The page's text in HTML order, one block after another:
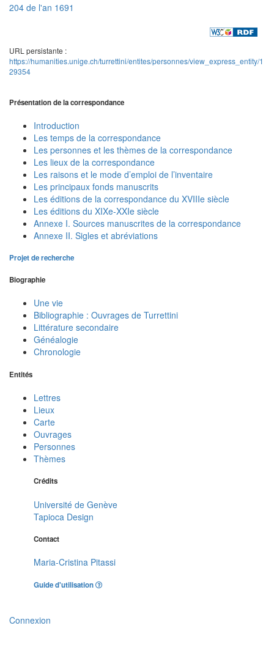
204 de l'an 1691
URL persistante :
https://humanities.unige.ch/turrettini/entites/personnes/view_express_entity/1
29354
Présentation de la correspondance
Introduction
Les temps de la correspondance
Les personnes et les thèmes de la correspondance
Les lieux de la correspondance
Les raisons et le mode d’emploi de l’inventaire
Les principaux fonds manuscrits
Les éditions de la correspondance du XVIIIe siècle
Les éditions du XIXe-XXIe siècle
Annexe I. Sources manuscrites de la correspondance
Annexe II. Sigles et abréviations
Projet de recherche
Biographie
Une vie
Bibliographie : Ouvrages de Turrettini
Littérature secondaire
Généalogie
Chronologie
Entités
Lettres
Lieux
Carte
Ouvrages
Personnes
Thèmes
Crédits
Université de Genève
Tapioca Design
Contact
Maria-Cristina Pitassi
Guide d'utilisation
Connexion